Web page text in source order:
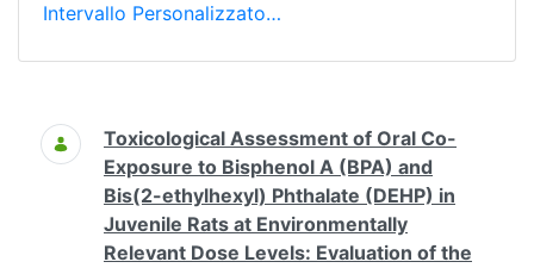
Intervallo Personalizzato…
Ricerca
Toxicological Assessment of Oral Co-
Exposure to Bisphenol A (BPA) and
Bis(2-ethylhexyl) Phthalate (DEHP) in
Juvenile Rats at Environmentally
Relevant Dose Levels: Evaluation of the